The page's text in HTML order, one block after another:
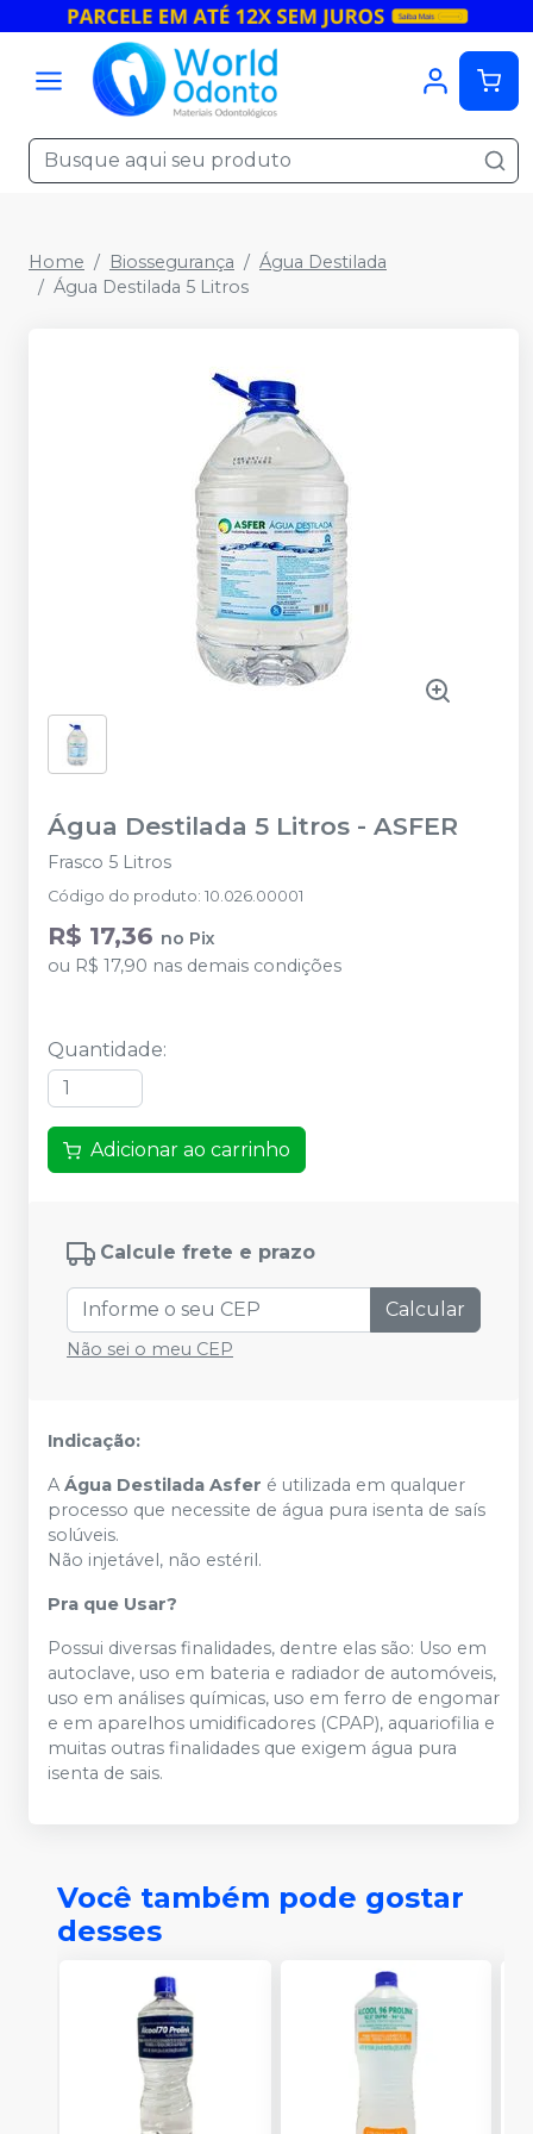
Home Biossegurança
Água Destilada
Água Destilada 5 Litros
Água Destilada 5 Litros - ASFER
Frasco 5 Litros
Código do produto: 10.026.00001
R$ 17,36 no Pix
ou R$ 17,90 nas demais condições
Quantidade:
Adicionar ao carrinho
Calcule frete e prazo
Calcular
Não sei o meu CEP
Indicação:
A Água Destilada Asfer é utilizada em qualquer
processo que necessite de água pura isenta de saís
solúveis.
Não injetável, não estéril.
Pra que Usar?
Possui diversas finalidades, dentre elas são: Uso em
autoclave, uso em bateria e radiador de automóveis,
uso em análises químicas, uso em ferro de engomar
e em aparelhos umidificadores (CPAP), aquariofilia e
muitas outras finalidades que exigem água pura
isenta de sais.
Você também pode gostar
desses